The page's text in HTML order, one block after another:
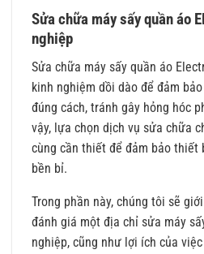
Sửa chữa máy sấy quần áo
nghiệp
Sửa chữa máy sấy quần áo
kinh nghiệm dồi dào để đảm
đúng cách, tránh gây hỏng hóc
vậy, lựa chọn dịch vụ sửa chữa
cùng cần thiết để đảm bảo thiết
bền bỉ.
Trong phần này, chúng tôi sẽ
đánh giá một địa chỉ sửa máy
nghiệp, cũng như lợi ích của